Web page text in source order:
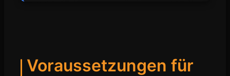
Voraussetzungen für